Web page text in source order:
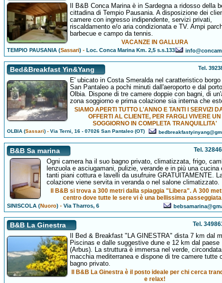
Il B&B Conca Marina è in Sardegna a ridosso della
cittadina di Tempio Pausania. A disposizione dei
camere con ingresso indipendente, servizi privati,
riscaldamento e/o aria condizionata e TV. Ampi
barbecue e campo da tennis.
VACANZE IN GALLURA
TEMPIO PAUSANIA (Sassari) -Loc. Conca Marina Km. 2,5 s.s.133
Bed&Breakfast Yin&Yang Tel.
E' ubicato in Costa Smeralda nel caratteristico borgo
San Pantaleo a pochi minuti dall'aeroporto e dal
Olbia. Dispone di tre camere doppie con bagni, di
zona soggiorno e prima colazione sia interna che
SIAMO APERTI TUTTO L'ANNO E TANTI I SERVIZI
OFFERTI AL CLIENTE, PER FARGLI VIVERE UN
SOGGIORNO IN COMPLETA TRANQUILLITA'
OLBIA (Sassari) -Via Terni, 16 - 07026 San Pantaleo (OT)
B&B Sa marina Tel.
Ogni camera ha il suo bagno privato, climatizzata, frigo,
lenzuola e asciugamani, pulizie, verande e in più una cucina
tanti piani cottura e lavelli da usufruire GRATUITAMENTE.
colazione viene servita in veranda o nel salone climatizzato.
Il B&B si trova a 300 metri dalla spiaggia "Libera". A 300
centro dove tutte le sere vi è una bellissima
SINISCOLA (Nuoro) -Via Tharros, 6
B&B La Ginestra Tel.
Il Bed & Breakfast "LA GINESTRA" dista 7 km dal
Piscinas e dalle suggestive dune e 12 km dal paese
(Arbus). La struttura è immersa nel verde,
macchia mediterranea e dispone di tre camere tutte
bagno privato.
Il B&B La Ginestra è il posto ideale per chi cerca
e relax!